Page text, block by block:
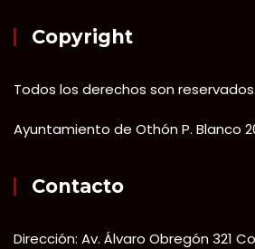
Copyright
Todos los derechos son reservados.
Ayuntamiento de Othón P. Blanco
Contacto
Dirección: Av. Álvaro Obregón 321